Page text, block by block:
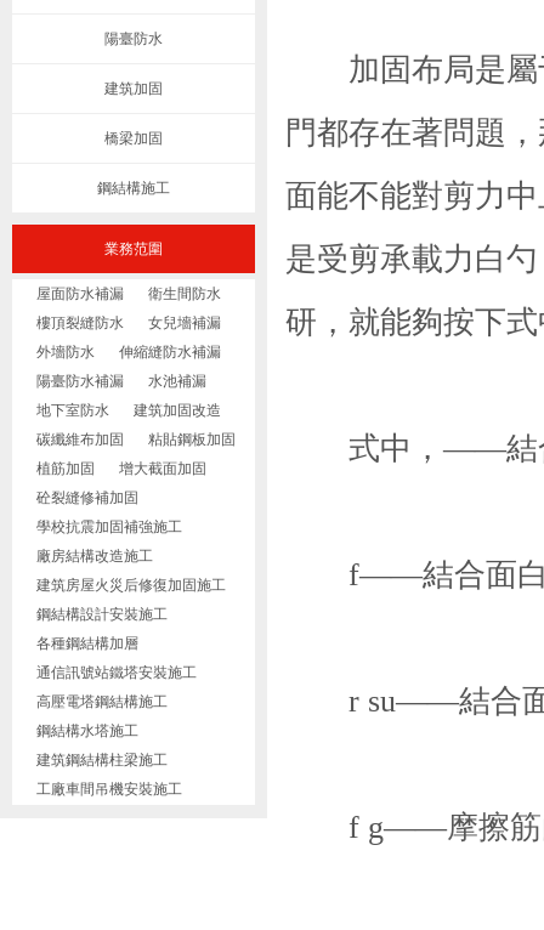
陽臺防水
建筑加固
橋梁加固
鋼結構施工
業務范圍
屋面防水補漏
衛生間防水
樓頂裂縫防水
女兒墻補漏
外墻防水
伸縮縫防水補漏
陽臺防水補漏
水池補漏
地下室防水
建筑加固改造
碳纖維布加固
粘貼鋼板加固
植筋加固
增大截面加固
砼裂縫修補加固
學校抗震加固補強施工
廠房結構改造施工
建筑房屋火災后修復加固施工
鋼結構設計安裝施工
各種鋼結構加層
通信訊號站鐵塔安裝施工
高壓電塔鋼結構施工
鋼結構水塔施工
建筑鋼結構柱梁施工
工廠車間吊機安裝施工
加固布局是屬
門都存在著問題
面能不能對剪力
是受剪承載力白
研，就能夠按下
式中，——結合
f——結合面白勺
r su——結合面
f g——摩擦筋白